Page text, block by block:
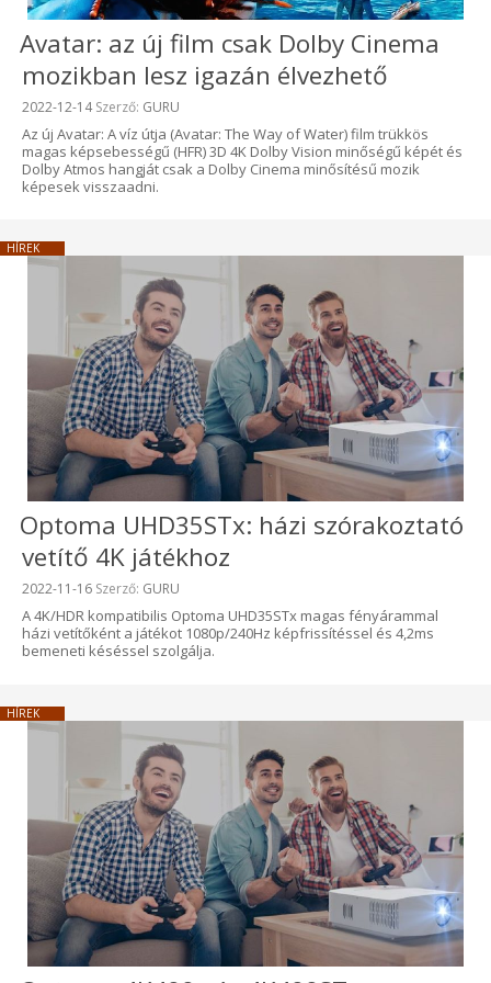
Avatar: az új film csak Dolby Cinema
mozikban lesz igazán élvezhető
Beküldve:
2022-12-14Szerző: GURU
Az új Avatar: A víz útja (Avatar: The Way of Water) film trükkös
magas képsebességű (HFR) 3D 4K Dolby Vision minőségű képét és
Dolby Atmos hangját csak a Dolby Cinema minősítésű mozik
képesek visszaadni.
HÍREK
Optoma UHD35STx: házi szórakoztató
vetítő 4K játékhoz
Beküldve:
2022-11-16 Szerző: GURU
A 4K/HDR kompatibilis Optoma UHD35STx magas fényárammal
házi vetítőként a játékot 1080p/240Hz képfrissítéssel és 4,2ms
bemeneti késéssel szolgálja.
HÍREK